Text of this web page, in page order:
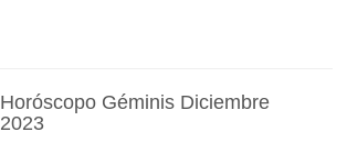
Horóscopo Géminis Diciembre
2023